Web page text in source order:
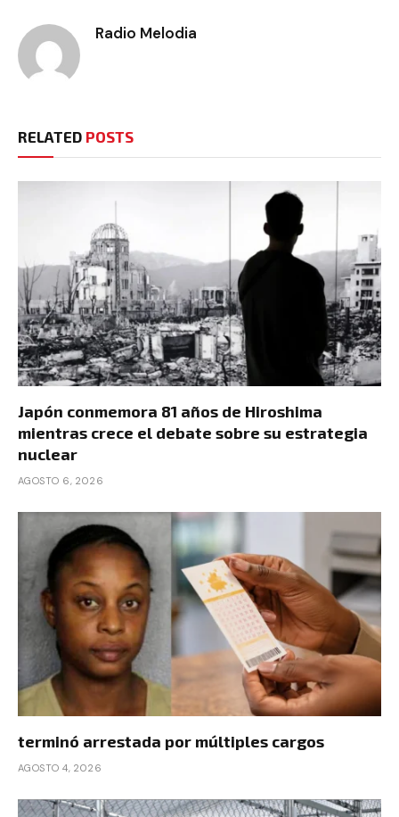
Radio Melodia
RELATED POSTS
Japón conmemora 81 años de Hiroshima
mientras crece el debate sobre su estrategia
nuclear
AGOSTO 6, 2026
terminó arrestada por múltiples cargos
AGOSTO 4, 2026